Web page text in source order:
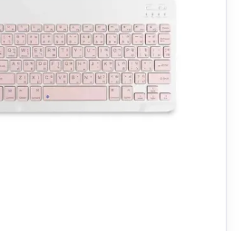
หน้าจอ 11 และ 12.9 นิ้ว
4/5, iPad Pro 11 นิ้ว รุ่น
12.9 นิ้ว รุ่น 2020